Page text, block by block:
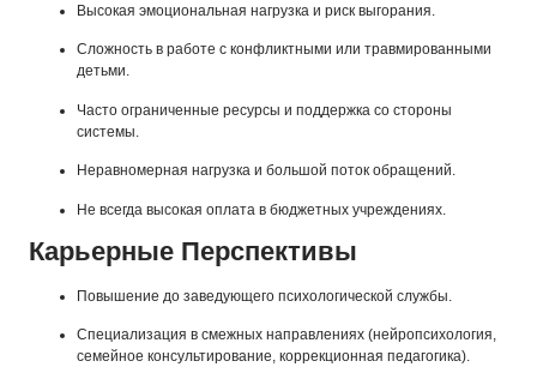
Высокая эмоциональная нагрузка и риск выгорания.
Сложность в работе с конфликтными или травмированными
детьми.
Часто ограниченные ресурсы и поддержка со стороны
системы.
Неравномерная нагрузка и большой поток обращений.
Не всегда высокая оплата в бюджетных учреждениях.
Карьерные Перспективы
Повышение до заведующего психологической службы.
Специализация в смежных направлениях (нейропсихология,
семейное консультирование, коррекционная педагогика).